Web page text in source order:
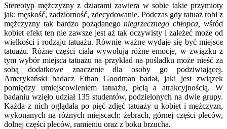
Stereotyp mężczyzny z dziarami zawiera w sobie takie przymioty
jak: męskość, zadziorność, zdecydowanie. Podczas gdy tatuaż robi z
mężczyzny tak bardzo pożądanegoniegrzecznego chłopca,wśród
kobiet efekt ten nie zawsze jest aż tak oczywisty i zależeć może od
wielkości i rodzaju tatuażu. Równie ważne wydaje się być miejsce
tatuażu. Różne części ciała wywołują różne emocje, w związku z
tym wybór miejsca tatuażu na przykład na pośladku może nieść za
sobą dodatkowe znaczenie dla osoby go podziwiającej.
Amerykański badacz Ethan Goodman badał, jaki jest związek
pomiędzy umiejscowieniem tatuażu, płcią a atrakcyjnością. W
badaniu wzięło udział 135 studentów, podzielonych na dwie grupy.
Każda z nich oglądała po pięć zdjęć tatuaży u kobiet i mężczyzn,
wykonanych na różnych miejscach: żebrach, górnej części pleców,
dolnej części pleców, ramieniu oraz z boku brzucha.